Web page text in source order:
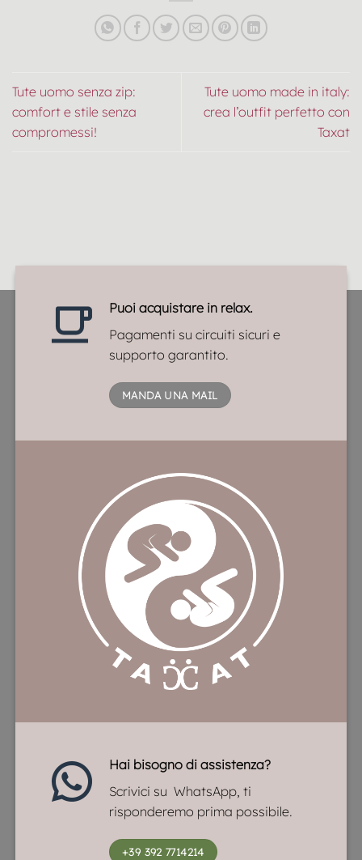
Tute uomo senza zip:
comfort e stile senza
compromessi!
Tute uomo made in italy:
crea l’outfit perfetto con
Taxat
Puoi acquistare in relax.
Pagamenti su circuiti sicuri e
supporto garantito.
MANDA UNA MAIL
Hai bisogno di assistenza?
Scrivici su WhatsApp, ti
risponderemo prima possibile.
+39 392 7714214